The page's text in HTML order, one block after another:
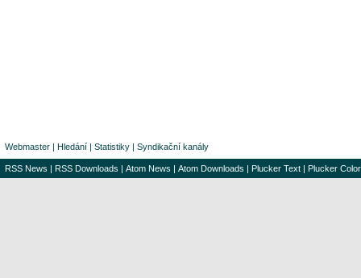
Webmaster | Hledání | Statistiky | Syndikační kanály
RSS News | RSS Downloads | Atom News | Atom Downloads | Plucker Text | Plucker Color